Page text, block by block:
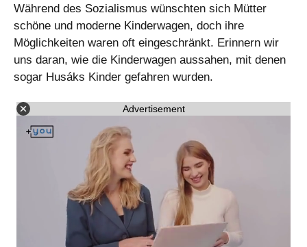
Während des Sozialismus wünschten sich Mütter
schöne und moderne Kinderwagen, doch ihre
Möglichkeiten waren oft eingeschränkt. Erinnern wir
uns daran, wie die Kinderwagen aussahen, mit denen
sogar Husáks Kinder gefahren wurden.
Advertisement